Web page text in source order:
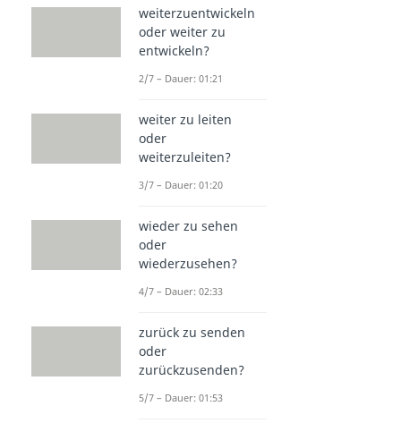
weiterzuentwickeln
oder weiter zu
entwickeln?
2/7 – Dauer: 01:21
weiter zu leiten
oder
weiterzuleiten?
3/7 – Dauer: 01:20
wieder zu sehen
oder
wiederzusehen?
4/7 – Dauer: 02:33
zurück zu senden
oder
zurückzusenden?
5/7 – Dauer: 01:53